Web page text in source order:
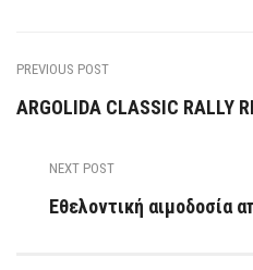
PREVIOUS POST
ARGOLIDA CLASSIC RALLY
NEXT POST
Εθελοντική αιμοδοσία